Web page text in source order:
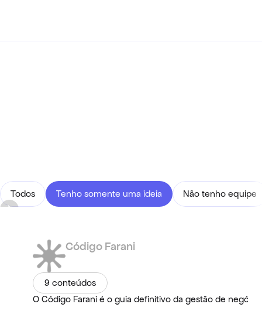
Todos Tenho somente uma ideia Não tenho equipe
Código Farani
9 conteúdos
O Código Farani é o guia definitivo da gestão de